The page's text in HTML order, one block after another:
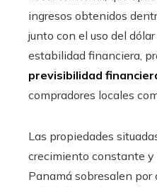
ingresos obtenidos
junto con el uso del
estabilidad financiera,
previsibilidad
compradores locales
Las propiedades
crecimiento constante y
Panamá sobresalen por